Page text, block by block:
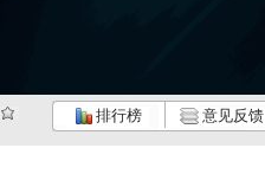
排行榜 意见反馈